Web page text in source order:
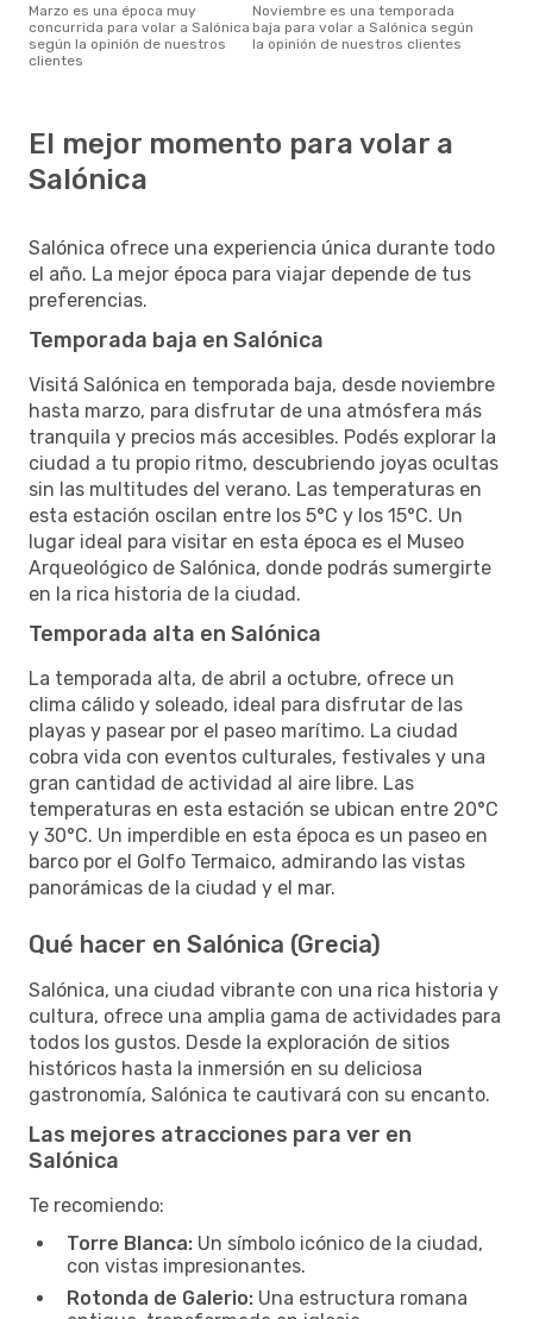
marzo es una época muy
concurrida para volar a Salónica
según la opinión de nuestros
clientes
noviembre es una temporada
baja para volar a Salónica según
la opinión de nuestros clientes
El mejor momento para volar a
Salónica
Salónica ofrece una experiencia única durante todo
el año. La mejor época para viajar depende de tus
preferencias.
Temporada baja en Salónica
Visitá Salónica en temporada baja, desde noviembre
hasta marzo, para disfrutar de una atmósfera más
tranquila y precios más accesibles. Podés explorar la
ciudad a tu propio ritmo, descubriendo joyas ocultas
sin las multitudes del verano. Las temperaturas en
esta estación oscilan entre los 5°C y los 15°C. Un
lugar ideal para visitar en esta época es el Museo
Arqueológico de Salónica, donde podrás sumergirte
en la rica historia de la ciudad.
Temporada alta en Salónica
La temporada alta, de abril a octubre, ofrece un
clima cálido y soleado, ideal para disfrutar de las
playas y pasear por el paseo marítimo. La ciudad
cobra vida con eventos culturales, festivales y una
gran cantidad de actividad al aire libre. Las
temperaturas en esta estación se ubican entre 20°C
y 30°C. Un imperdible en esta época es un paseo en
barco por el Golfo Termaico, admirando las vistas
panorámicas de la ciudad y el mar.
Qué hacer en Salónica (Grecia)
Salónica, una ciudad vibrante con una rica historia y
cultura, ofrece una amplia gama de actividades para
todos los gustos. Desde la exploración de sitios
históricos hasta la inmersión en su deliciosa
gastronomía, Salónica te cautivará con su encanto.
Las mejores atracciones para ver en
Salónica
Te recomiendo:
Torre Blanca: Un símbolo icónico de la ciudad,
con vistas impresionantes.
Rotonda de Galerio: Una estructura romana